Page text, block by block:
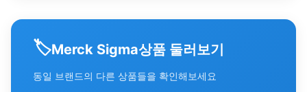
🏷️Merck Sigma상품 둘러보기
동일 브랜드의 다른 상품들을 확인해보세요